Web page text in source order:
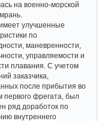
на военно-морской
улучшенные
по
маневренности,
управляемости и
плавания. С учетом
заказчика,
после прибытия во
первого фрегата, был
ряд доработок по
внутреннего